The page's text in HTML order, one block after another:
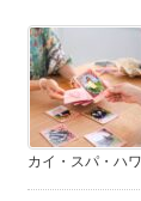
カイ・スパ・ハ